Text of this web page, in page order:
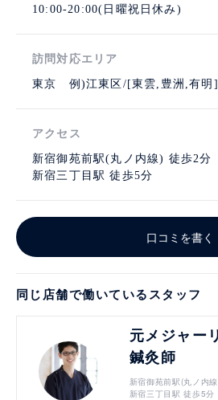
10:00-20:00(日曜祝日休み)
訪問対応エリア
東京 例)江東区/[東雲,豊洲,有明
アクセス
新宿御苑前駅(丸ノ内線) 徒歩2分
新宿三丁目駅 徒歩5分
口コミを書く
同じ店舗で働いているスタッフ
元メジャー
鍼灸師
新宿御苑前駅(丸ノ内
新宿三丁目駅 徒歩5分